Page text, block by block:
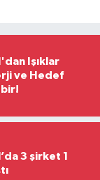
Işıklar
ve Hedef
1